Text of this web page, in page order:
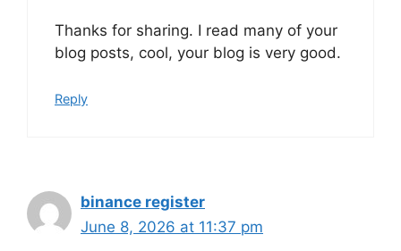
Thanks for sharing. I read many of your
blog posts, cool, your blog is very good.
Reply
binance register
June 8, 2026 at 11:37 pm